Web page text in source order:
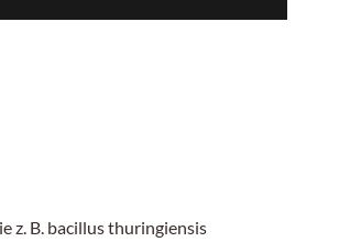
z. B. bacillus thuringiensis